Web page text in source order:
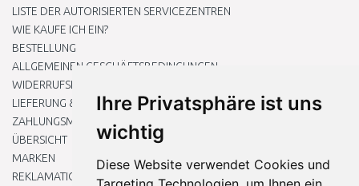
Ihre Privatsphäre ist uns
wichtig
Diese Website verwendet Cookies und
LISTE DER AUTORISIERTEN SERVICEZENTREN
WIE KAUFE ICH EIN?
BESTELLUNG
ALLGEMEINEN GESCHÄFTSBEDINGUNGEN
WIDERRUFSRECHT
LIEFERUNG & ZAHLUNG
ZAHLUNGSMETHODEN
ÜBERSICHT
MARKEN
REKLAMATIONEN UND RETOUREN